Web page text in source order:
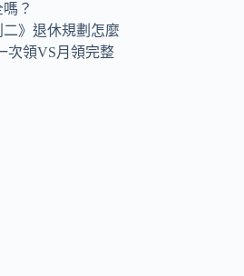
？
二》退休規劃怎麼
次領VS月領完整